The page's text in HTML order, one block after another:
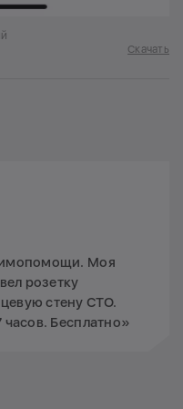
Скачать
Моя
розетку
стену СТО.
Бесплатно»